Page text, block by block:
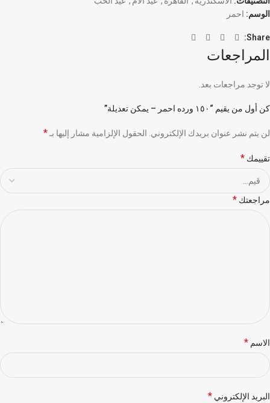
الوسم: احمر
Share:
المراجعات
لا توجد مراجعات بعد.
كن أول من يقيم “١٥٠ ورده احمر – يمكن تعديلة”
لن يتم نشر عنوان بريدك الإلكتروني. الحقول الإلزامية مشار إليها بـ*
تقييمك *
مراجعتك *
الاسم *
البريد الإلكتروني *